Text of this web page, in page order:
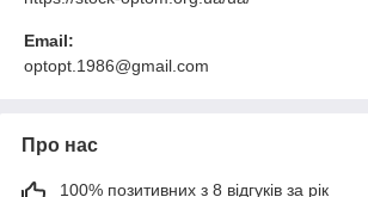
Email:
optopt.1986@gmail.com
Про нас
100% позитивних з 8 відгуків за рік